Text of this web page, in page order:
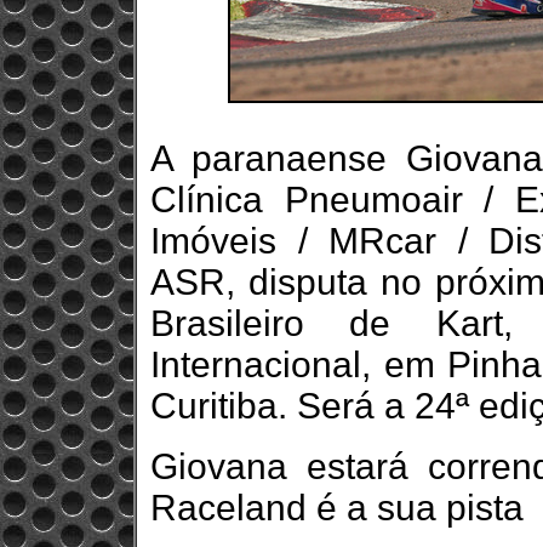
A paranaense
Clínica Pneumoair /
Imóveis / MRcar /
ASR, disputa no
Brasileiro de Kart,
Internacional, em
Curitiba. Será a 24ª
Giovana estará
Raceland é a sua pista